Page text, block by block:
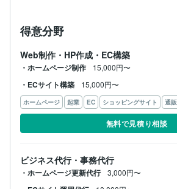
得意分野
Web制作・HP作成・EC構築
・ホームページ制作 15,000円〜
・ECサイト構築 15,000円〜
ホームページ 起業 EC ショッピングサイト 通販
無料で見積り相談
ビジネス代行・事務代行
・ホームページ更新代行 3,000円〜